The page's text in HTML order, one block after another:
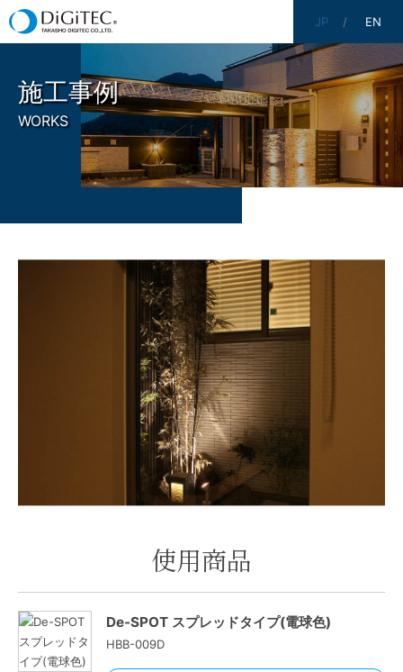
JP EN
施工事例
WORKS
使用商品
De-SPOT スプレッドタイプ(電球色)
HBB-009D